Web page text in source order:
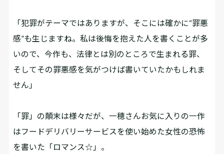
「犯罪がテーマではありますが、そこには確かに“罪悪
感”も生じますね。私は後悔を抱えた人を書くことが多
いので、今作も、法律とは別のところで生まれる罪、
そしてその罪悪感を気がつけば書いていたかもしれま
せん」
「罪」の顛末は様々だが、一穂さんお気に入りの一作
はフードデリバリーサービスを使い始めた女性の恐怖
を書いた「ロマンス☆」。